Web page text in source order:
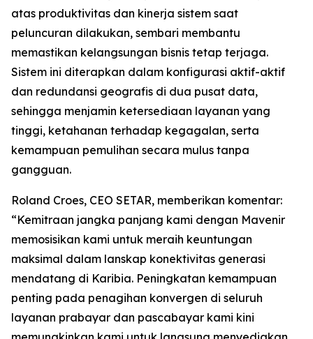
atas produktivitas dan kinerja sistem saat
peluncuran dilakukan, sembari membantu
memastikan kelangsungan bisnis tetap terjaga.
Sistem ini diterapkan dalam konfigurasi aktif-aktif
dan redundansi geografis di dua pusat data,
sehingga menjamin ketersediaan layanan yang
tinggi, ketahanan terhadap kegagalan, serta
kemampuan pemulihan secara mulus tanpa
gangguan.
Roland Croes, CEO SETAR, memberikan komentar:
“Kemitraan jangka panjang kami dengan Mavenir
memosisikan kami untuk meraih keuntungan
maksimal dalam lanskap konektivitas generasi
mendatang di Karibia. Peningkatan kemampuan
penting pada penagihan konvergen di seluruh
layanan prabayar dan pascabayar kami kini